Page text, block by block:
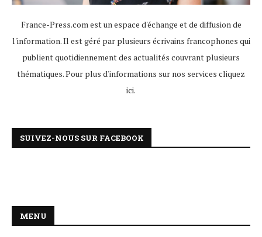
France-Press.com est un espace d'échange et de diffusion de
l'information. Il est géré par plusieurs écrivains francophones qui
publient quotidiennement des actualités couvrant plusieurs
thématiques. Pour plus d'informations sur nos services cliquez
ici.
SUIVEZ-NOUS SUR FACEBOOK
MENU